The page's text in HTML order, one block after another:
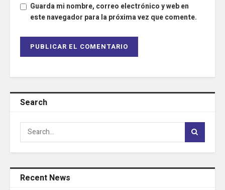
Guarda mi nombre, correo electrónico y web en
este navegador para la próxima vez que comente.
Search
Recent News